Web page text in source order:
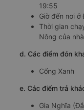
19:55
Giờ đến nơi
Thời gian
Nông của
d. Các điểm đón
Cổng Xanh
e. Các điểm trả
Gia Nghĩa